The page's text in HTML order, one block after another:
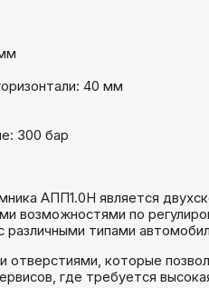
40 мм
300 бар
АПП1.0Н является
возможностями по
типами
которые
где требуется